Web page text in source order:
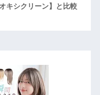
キシクリーン】と比較